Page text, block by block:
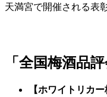
天満宮で開催される表
「全国梅酒品
【ホワイトリカ